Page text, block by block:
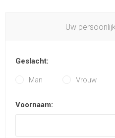
Uw
Geslacht:
Man Vrouw
Voornaam: